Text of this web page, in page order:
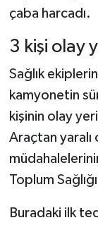
çaba harcadı.
3 kişi olay
Sağlık
kamyonetin
kişinin olay
Araçtan yaralı
Toplum
Buradaki ilk